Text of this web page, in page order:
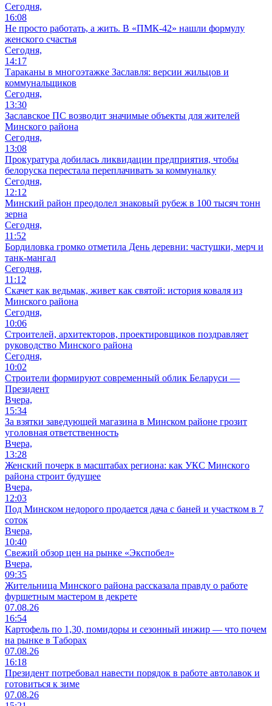
Сегодня,
16:08
Не просто работать, а жить. В «ПМК-42» нашли формулу
женского счастья
Сегодня,
14:17
Тараканы в многоэтажке Заславля: версии жильцов и
коммунальщиков
Сегодня,
13:30
Заславское ПС возводит значимые объекты для жителей
Минского района
Сегодня,
13:08
Прокуратура добилась ликвидации предприятия, чтобы
белоруска перестала переплачивать за коммуналку
Сегодня,
12:12
Минский район преодолел знаковый рубеж в 100 тысяч тонн
зерна
Сегодня,
11:52
Бордиловка громко отметила День деревни: частушки, мерч и
танк-мангал
Сегодня,
11:12
Скачет как ведьмак, живет как святой: история коваля из
Минского района
Сегодня,
10:06
Cтроителей, архитекторов, проектировщиков поздравляет
руководство Минского района
Сегодня,
10:02
Строители формируют современный облик Беларуси —
Президент
Вчера,
15:34
За взятки заведующей магазина в Минском районе грозит
уголовная ответственность
Вчера,
13:28
Женский почерк в масштабах региона: как УКС Минского
района строит будущее
Вчера,
12:03
Под Минском недорого продается дача с баней и участком в 7
соток
Вчера,
10:40
Свежий обзор цен на рынке «Экспобел»
Вчера,
09:35
Жительница Минского района рассказала правду о работе
фуршетным мастером в декрете
07.08.26
16:54
Картофель по 1,30, помидоры и сезонный инжир — что почем
на рынке в Таборах
07.08.26
16:18
Президент потребовал навести порядок в работе автолавок и
готовиться к зиме
07.08.26